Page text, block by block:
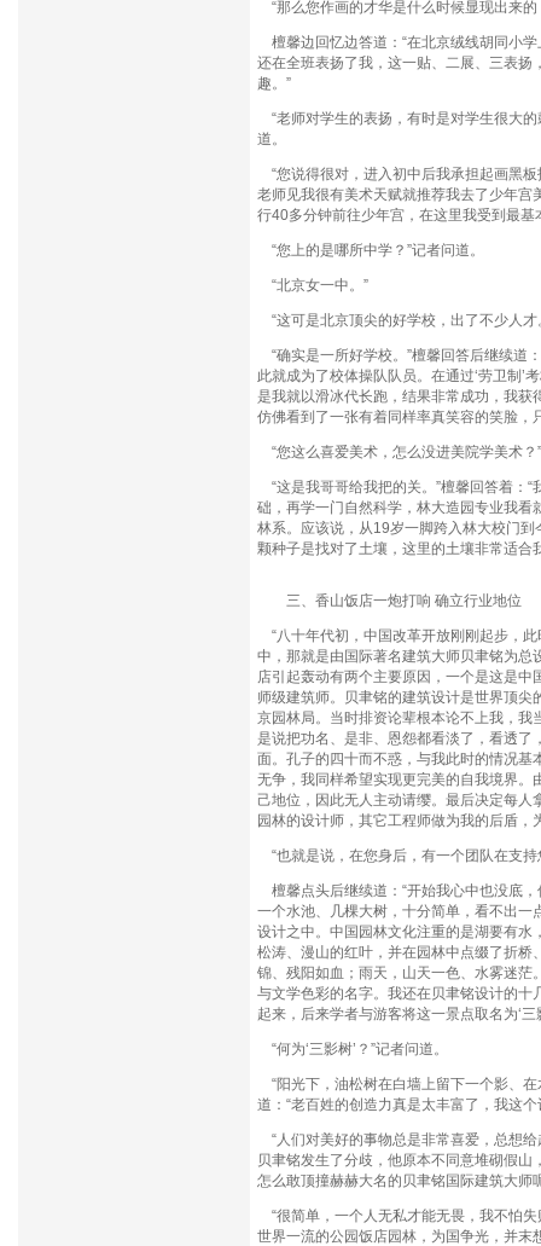
“那么您作画的才华是什么时候显现出来的
檀馨边回忆边答道：“在北京绒线胡同小
还在全班表扬了我，这一贴、二展、三表
趣。”
“老师对学生的表扬，有时是对学生很大
道。
“您说得很对，进入初中后我承担起画黑
老师见我很有美术天赋就推荐我去了少年
行40多分钟前往少年宫，在这里我受到最
“您上的是哪所中学？”记者问道。
“北京女一中。”
“这可是北京顶尖的好学校，出了不少人才
“确实是一所好学校。”檀馨回答后继续道
此就成为了校体操队队员。在通过‘劳卫制
是我就以滑冰代长跑，结果非常成功，我获
仿佛看到了一张有着同样率真笑容的笑脸
“您这么喜爱美术，怎么没进美院学美术？
“这是我哥哥给我把的关。”檀馨回答着：
础，再学一门自然科学，林大造园专业我
林系。应该说，从19岁一脚跨入林大校门
颗种子是找对了土壤，这里的土壤非常适合
三、香山饭店一炮打响 确立行业地位
“八十年代初，中国改革开放刚刚起步，
中，那就是由国际著名建筑大师贝聿铭为总
店引起轰动有两个主要原因，一个是这是
师级建筑师。贝聿铭的建筑设计是世界顶
京园林局。当时排资论辈根本论不上我，
是说把功名、是非、恩怨都看淡了，看透
面。孔子的四十而不惑，与我此时的情况
无争，我同样希望实现更完美的自我境界
己地位，因此无人主动请缨。最后决定每
园林的设计师，其它工程师做为我的后盾，
“也就是说，在您身后，有一个团队在支持
檀馨点头后继续道：“开始我心中也没底
一个水池、几棵大树，十分简单，看不出
设计之中。中国园林文化注重的是湖要有
松涛、漫山的红叶，并在园林中点缀了折
锦、残阳如血；雨天，山天一色、水雾迷茫
与文学色彩的名字。我还在贝聿铭设计的
起来，后来学者与游客将这一景点取名为‘三
“何为‘三影树’？”记者问道。
“阳光下，油松树在白墙上留下一个影、在
道：“老百姓的创造力真是太丰富了，我这
“人们对美好的事物总是非常喜爱，总想
贝聿铭发生了分歧，他原本不同意堆砌假
怎么敢顶撞赫赫大名的贝聿铭国际建筑大师
“很简单，一个人无私才能无畏，我不怕
世界一流的公园饭店园林，为国争光，并末